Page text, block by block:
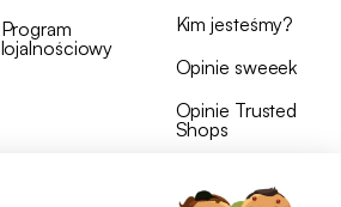
Program
lojalnościowy
Kim jesteśmy?
Opinie sweeek
Opinie Trusted
Shops